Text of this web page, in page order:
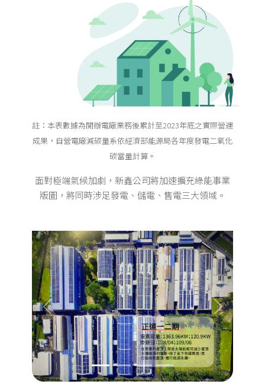
註：本表數據為開辦電廠業務後累計至2023年底之實際營運
成果，自營電廠減碳量系依經濟部能源局各年度發電二氧化
碳當量計算。
面對極端氣候加劇，新鑫公司將加速擴充綠能事業
版圖，將同時涉足發電、儲電、售電三大領域。
Previous Next